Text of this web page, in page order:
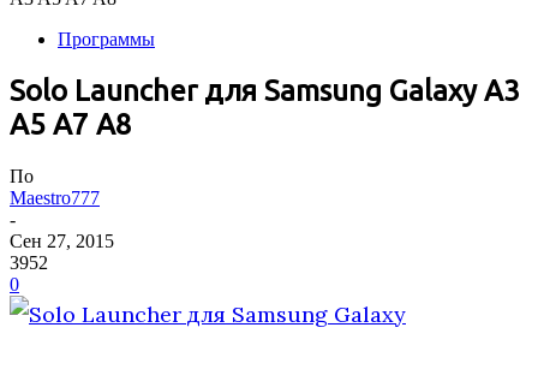
Программы
Solo Launcher для Samsung Galaxy A3
A5 A7 A8
По
Maestro777
-
Сен 27, 2015
3952
0